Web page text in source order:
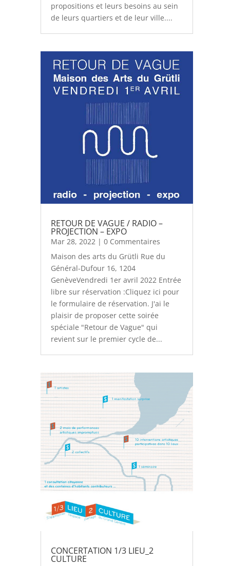
propositions et leurs besoins au sein
de leurs quartiers et de leur ville....
RETOUR DE VAGUE / RADIO –
PROJECTION – EXPO
Mar 28, 2022 | 0 Commentaires
Maison des arts du Grütli Rue du
Général-Dufour 16, 1204
GenèveVendredi 1er avril 2022 Entrée
libre sur réservation :Cliquez ici pour
le formulaire de réservation. J'ai le
plaisir de proposer cette soirée
spéciale "Retour de Vague" qui
revient sur le premier cycle de...
CONCERTATION 1/3 LIEU_2
CULTURE